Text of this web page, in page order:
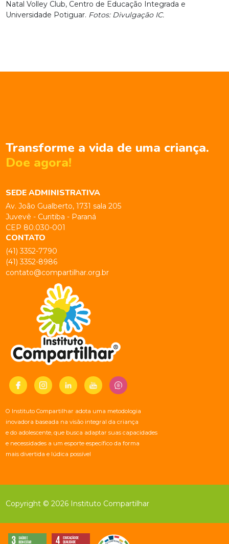
Natal Volley Club, Centro de Educação Integrada e
Universidade Potiguar. Fotos: Divulgação IC.
Transforme a vida de uma criança.
Doe agora!
SEDE ADMINISTRATIVA
Av. João Gualberto, 1731 sala 205
Juvevê - Curitiba - Paraná
CEP 80.030-001
CONTATO
(41) 3352-7790
(41) 3352-8986
contato@compartilhar.org.br
O Instituto Compartilhar adota uma metodologia
inovadora baseada na visão integral da criança
e do adolescente, que busca adaptar suas capacidades
e necessidades a um esporte específico da forma
mais divertida e lúdica possível
Copyright © 2026 Instituto Compartilhar